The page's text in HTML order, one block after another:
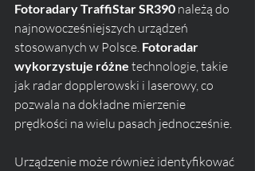
Fotoradary TraffiStar SR390 należą do
najnowocześniejszych urządzeń
stosowanych w Polsce. Fotoradar
wykorzystuje różne technologie, takie
jak radar dopplerowski i laserowy, co
pozwala na dokładne mierzenie
prędkości na wielu pasach jednocześnie.
Urządzenie może również identyfikować